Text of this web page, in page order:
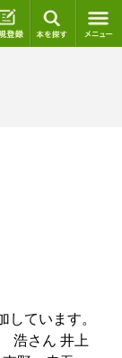
グイン 新規登録
ています。
浩さん 井上